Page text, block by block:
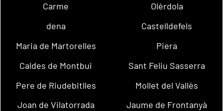
Carme
Olèrdola
dena
Castelldefels
Maria de Martorelles
Piera
Caldes de Montbui
Sant Feliu Sasserra
Pere de Riudebitlles
Mollet del Vallès
Joan de Vilatorrada
Jaume de Frontanyà